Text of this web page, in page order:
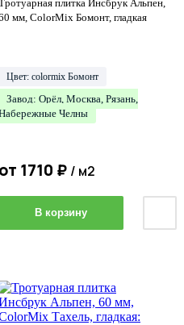
плитка Инсбрук Альпен,
мм, ColorMix Бомонт, гладкая
Цвет: colormix Бомонт
Завод: Орёл, Москва, Рязань,
Челны
1710 ₽ / м2
В корзину